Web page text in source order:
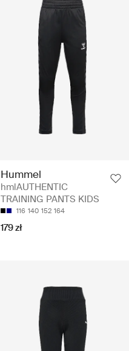
Hummel
hmlAUTHENTIC
TRAINING PANTS KIDS
116 140 152 164
179 zł